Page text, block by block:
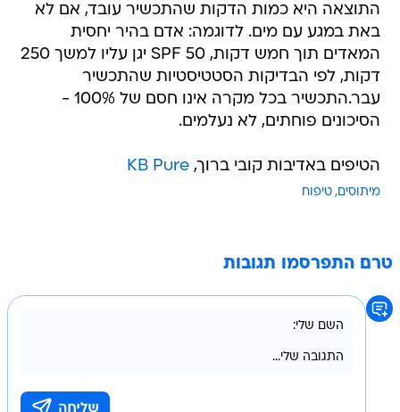
התוצאה היא כמות הדקות שהתכשיר עובד, אם לא
באת במגע עם מים. לדוגמה: אדם בהיר יחסית
המאדים תוך חמש דקות, SPF 50 יגן עליו למשך 250
דקות, לפי הבדיקות הסטטיסטיות שהתכשיר
עבר.התכשיר בכל מקרה אינו חסם של 100% -
הסיכונים פוחתים, לא נעלמים.
הטיפים באדיבות קובי ברוך,KB Pure
מיתוסים טיפוח
טרם התפרסמו תגובות